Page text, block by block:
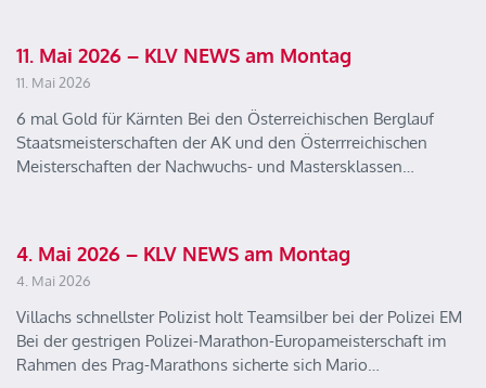
11. Mai 2026 – KLV NEWS am Montag
11. Mai 2026
6 mal Gold für Kärnten Bei den Österreichischen Berglauf
Staatsmeisterschaften der AK und den Österrreichischen
Meisterschaften der Nachwuchs- und Mastersklassen…
4. Mai 2026 – KLV NEWS am Montag
4. Mai 2026
Villachs schnellster Polizist holt Teamsilber bei der Polizei EM
Bei der gestrigen Polizei-Marathon-Europameisterschaft im
Rahmen des Prag-Marathons sicherte sich Mario…